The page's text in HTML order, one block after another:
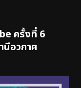
ครั้งที่ 6
นีอวกาศ